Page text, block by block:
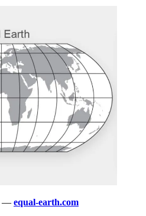
— equal-earth.com